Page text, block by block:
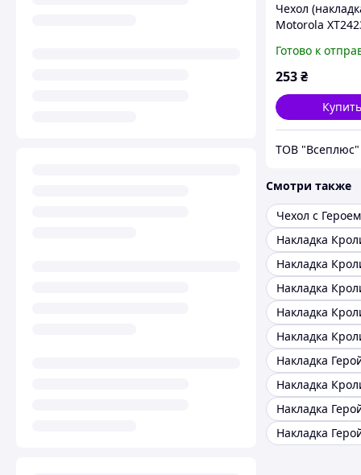
Чехол
Motorola
Черный
Готово к
253₴
Купить
ТОВ "Всеплюс"
Смотри также